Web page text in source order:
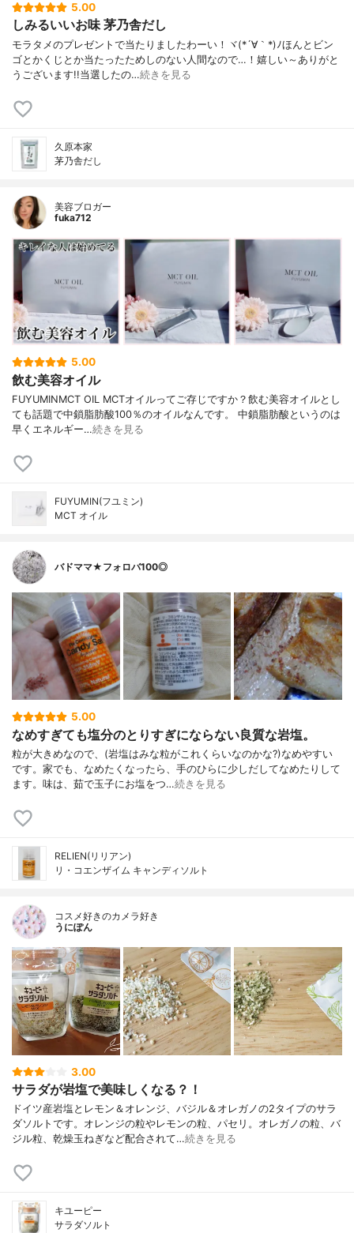
5.00
しみるいいお味 茅乃舎だし
モラタメのプレゼントで当たりましたわーい！ヾ(*´∀｀*)ﾉほんとビン
ゴとかくじとか当たったためしのない人間なので…！嬉しい～ありがと
うございます!!当選したの…続きを見る
久原本家
茅乃舎だし
美容ブロガー
fuka712
5.00
飲む美容オイル
FUYUMINMCT OIL MCTオイルってご存じですか？飲む美容オイルとし
ても話題で中鎖脂肪酸100％のオイルなんです。 中鎖脂肪酸というのは
早くエネルギー…続きを見る
FUYUMIN(フユミン)
MCT オイル
バドママ★フォロバ100◎
5.00
なめすぎても塩分のとりすぎにならない良質な岩塩。
粒が大きめなので、(岩塩はみな粒がこれくらいなのかな?)なめやすい
です。家でも、なめたくなったら、手のひらに少しだしてなめたりして
ます。味は、茹で玉子にお塩をつ…続きを見る
RELIEN(リリアン)
リ・コエンザイム キャンディソルト
コスメ好きのカメラ好き
うにぽん
3.00
サラダが岩塩で美味しくなる？！
ドイツ産岩塩とレモン＆オレンジ、バジル＆オレガノの2タイプのサラ
ダソルトです。オレンジの粒やレモンの粒、パセリ。オレガノの粒、バ
ジル粒、乾燥玉ねぎなど配合されて…続きを見る
キユーピー
サラダソルト